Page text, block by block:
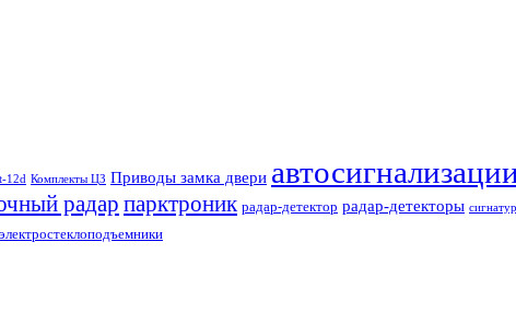
12d Комплекты ЦЗ Приводы замка двери
радар парктроник радар-детектор радар-детекторы
электростеклоподъемники